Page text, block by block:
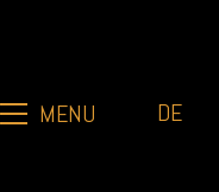
MENU DE